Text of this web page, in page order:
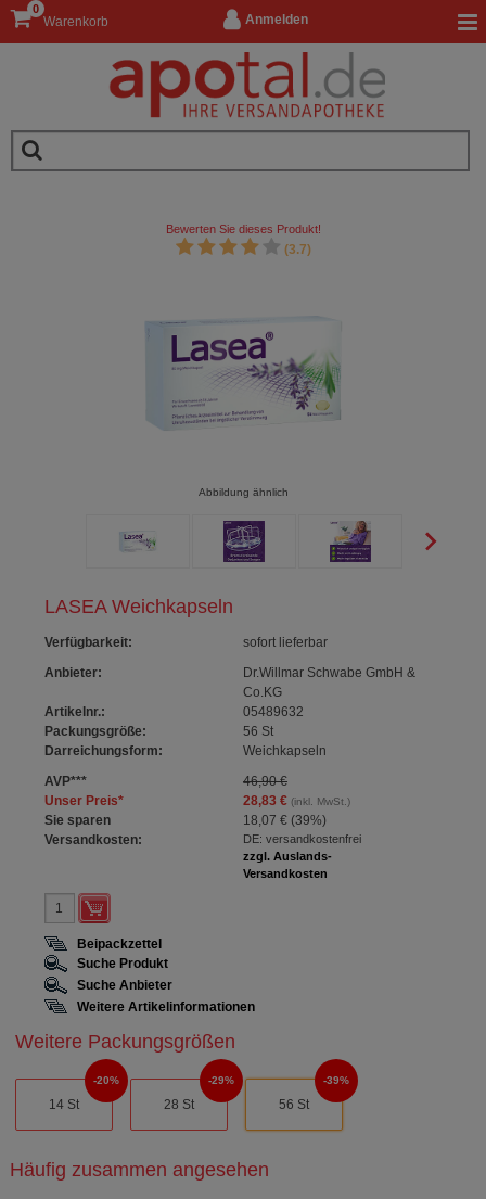
Anmelden
Warenkorb
0
LASEA Weichkapseln
Verfügbarkeit:
sofort lieferbar
Anbieter:
Dr.Willmar Schwabe GmbH &
Co.KG
Artikelnr.:
05489632
Packungsgröße:
56 St
Darreichungsform:
Weichkapseln
AVP***
46,90 €
Unser Preis* 28,83 €(inkl. MwSt.)
Sie sparen 18,07 € (39%)
Versandkosten:
DE: versandkostenfrei
zzgl. Auslands-
Versandkosten
Bewerten Sie dieses Produkt!
(3.7)
Abbildung ähnlich
Beipackzettel
Suche Produkt
Suche Anbieter
Weitere Artikelinformationen
Weitere Packungsgrößen
14 St
20%
28 St
29%
56 St
39%
Häufig zusammen angesehen